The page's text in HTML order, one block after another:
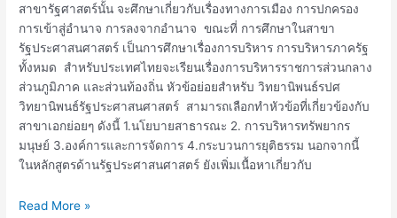
สาขารัฐศาสตร์นั้น จะศึกษาเกี่ยวกับเรื่องทางการเมือง การปกครอง
การเข้าสู่อำนาจ การลงจากอำนาจ ขณะที่ การศึกษาในสาขา
รัฐประศาสนศาสตร์ เป็นการศึกษาเรื่องการบริหาร การบริหารภาครัฐ
ทั้งหมด สำหรับประเทศไทยจะเรียนเรื่องการบริหารราชการส่วนกลาง
ส่วนภูมิภาค และส่วนท้องถิ่น หัวข้อย่อยสำหรับ วิทยานิพนธ์รปศ
วิทยานิพนธ์รัฐประศาสนศาสตร์ สามารถเลือกทำหัวข้อที่เกี่ยวข้องกับ
สาขาเอกย่อยๆ ดังนี้ 1.นโยบายสาธารณะ 2. การบริหารทรัพยากร
มนุษย์ 3.องค์การและการจัดการ 4.กระบวนการยุติธรรม นอกจากนี้
ในหลักสูตรด้านรัฐประศาสนศาสตร์ ยังเพิ่มเนื้อหาเกี่ยวกับ
Read More »